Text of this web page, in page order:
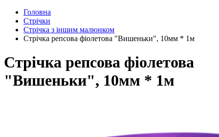
Головна
Стрічки
Стрічка з іншим малюнком
Стрічка репсова фіолетова "Вишеньки", 10мм * 1м
Стрічка репсова фіолетова
"Вишеньки", 10мм * 1м